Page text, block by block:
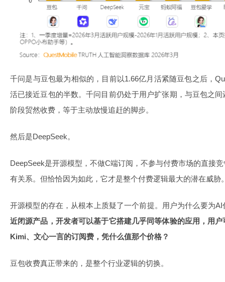
千问是与豆包最为相似的，目前以1.66亿月活紧随豆包之后，
活已接近豆包的半数。千问目前仍处于用户扩张期，与豆包之
阶段贸然收费，等于主动放慢追赶的脚步。
然后是DeepSeek。
DeepSeek是开源模型，不做C端订阅，不参与付费市场的直接
有关系。但恰恰因为如此，它才是整个付费逻辑最大的潜在威胁
开源模型的存在，从根本上质疑了一个前提。用户为什么要为AI
近闭源产品，开发者可以基于它搭建几乎同等体验的应用，用
Kimi、文心一言的订阅费，凭什么值那个价格？
豆包收费真正带来的，是整个行业逻辑的切换。